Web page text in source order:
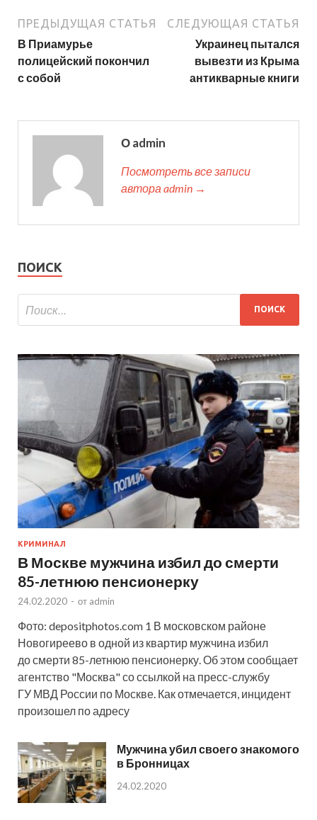
ПРЕДЫДУЩАЯ СТАТЬЯ
В Приамурье
полицейский покончил
с собой
СЛЕДУЮЩАЯ СТАТЬЯ
Украинец пытался
вывезти из Крыма
антикварные книги
О admin
Посмотреть все записи
автора admin →
ПОИСК
КРИМИНАЛ
В Москве мужчина избил до смерти
85-летнюю пенсионерку
24.02.2020 - от admin
Фото: depositphotos.com 1 В московском районе
Новогиреево в одной из квартир мужчина избил
до смерти 85-летнюю пенсионерку. Об этом сообщает
агентство "Москва" со ссылкой на пресс-службу
ГУ МВД России по Москве. Как отмечается, инцидент
произошел по адресу
Мужчина убил своего знакомого
в Бронницах
24.02.2020